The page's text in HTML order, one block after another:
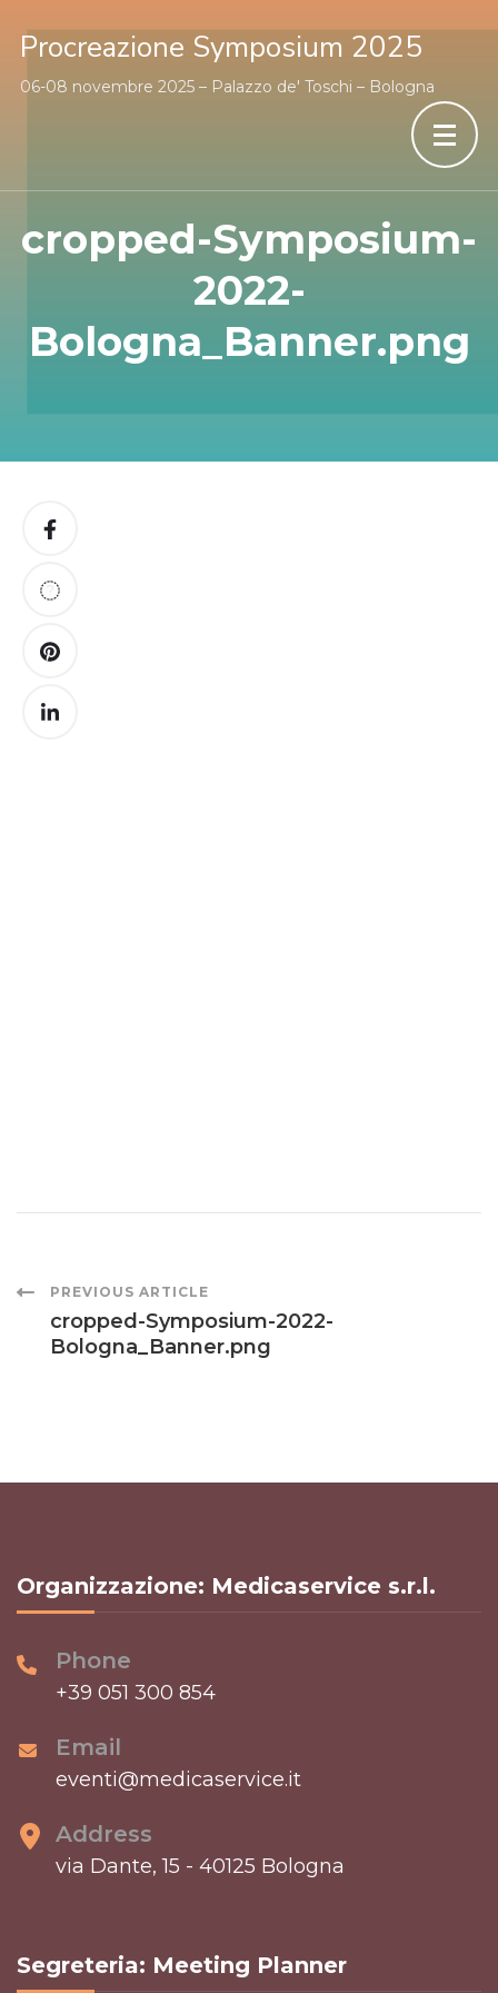
Procreazione Symposium 2025
06-08 novembre 2025 – Palazzo de' Toschi – Bologna
cropped-Symposium-
2022-
Bologna_Banner.png
Post
Navigation
PREVIOUS ARTICLE
cropped-Symposium-2022-
Bologna_Banner.png
Organizzazione: Medicaservice s.r.l.
Phone
+39 051 300 854
Email
eventi@medicaservice.it
Address
via Dante, 15 - 40125 Bologna
Segreteria: Meeting Planner